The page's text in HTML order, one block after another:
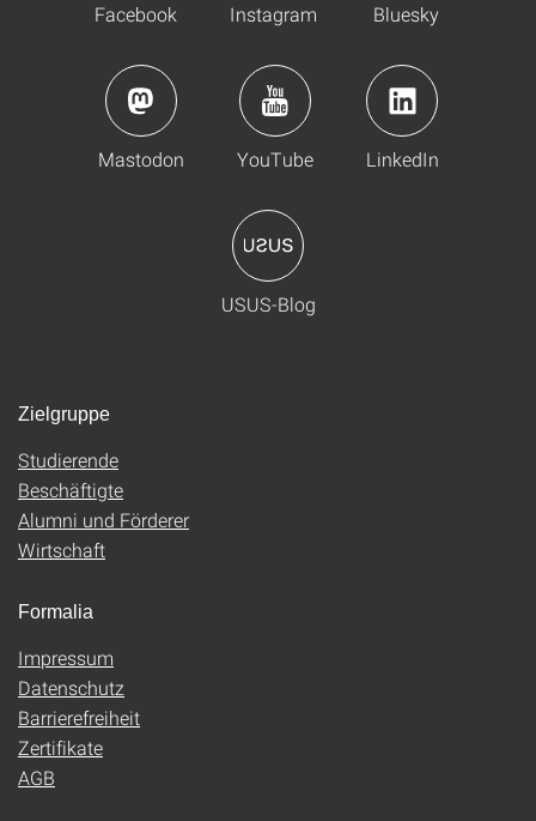
Facebook Instagram Bluesky
Mastodon YouTube LinkedIn
USUS-Blog
Zielgruppe
Studierende
Beschäftigte
Alumni und Förderer
Wirtschaft
Formalia
Impressum
Datenschutz
Barrierefreiheit
Zertifikate
AGB